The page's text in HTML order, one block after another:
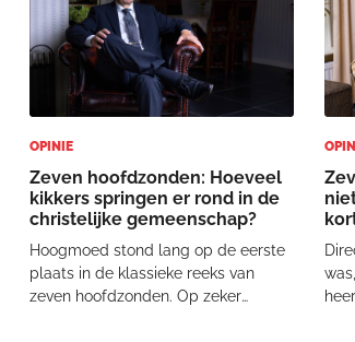
ged
OPINIE
Zeven hoofdzonden: Hoeveel
kikkers springen er rond in de
christelijke gemeenschap?
Hoogmoed stond lang op de eerste
plaats in de klassieke reeks van
zeven hoofdzonden. Op zeker